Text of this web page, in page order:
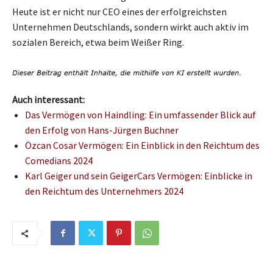
Heute ist er nicht nur CEO eines der erfolgreichsten
Unternehmen Deutschlands, sondern wirkt auch aktiv im
sozialen Bereich, etwa beim Weißer Ring.
Auch interessant:
Das Vermögen von Haindling: Ein umfassender Blick auf
den Erfolg von Hans-Jürgen Buchner
Özcan Cosar Vermögen: Ein Einblick in den Reichtum des
Comedians 2024
Karl Geiger und sein GeigerCars Vermögen: Einblicke in
den Reichtum des Unternehmers 2024